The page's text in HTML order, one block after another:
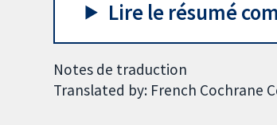
Lire le résumé
Notes de traduction
Translated by: French Cochrane